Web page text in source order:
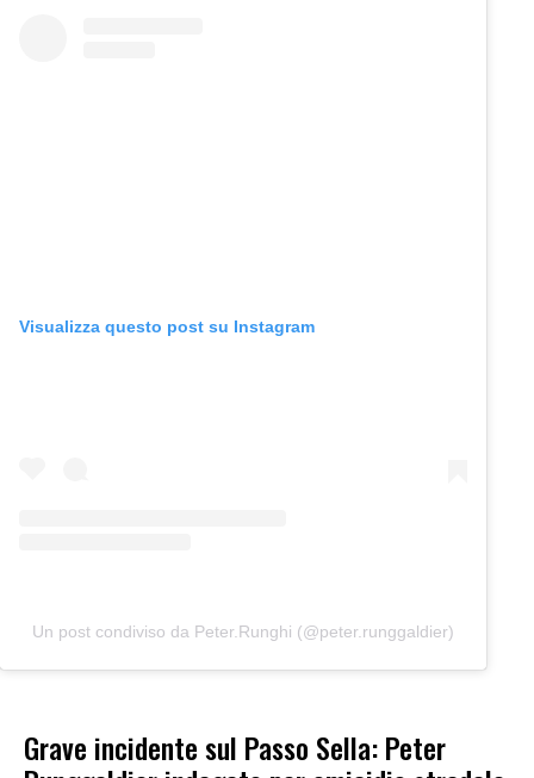
Visualizza questo post su Instagram
Un post condiviso da Peter.Runghi (@peter.runggaldier)
Grave incidente sul Passo Sella: Peter